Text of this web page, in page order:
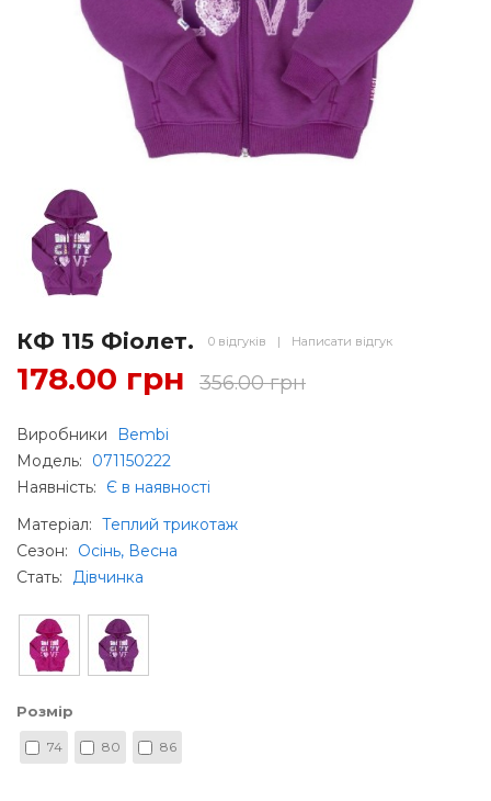
КФ 115 Фіолет. 0 відгуків | Написати відгук
178.00 грн 356.00 грн
Виробники
Bembi
Модель:
071150222
Наявність:
Є в наявності
Матеріал: Теплий трикотаж
Сезон:
Осінь, Весна
Стать: Дівчинка
Розмір
74 80 86